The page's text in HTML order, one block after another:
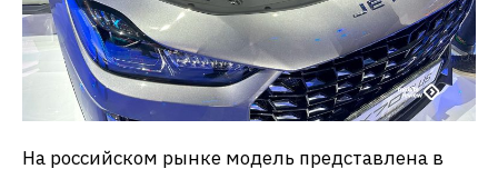
На российском рынке модель представлена в